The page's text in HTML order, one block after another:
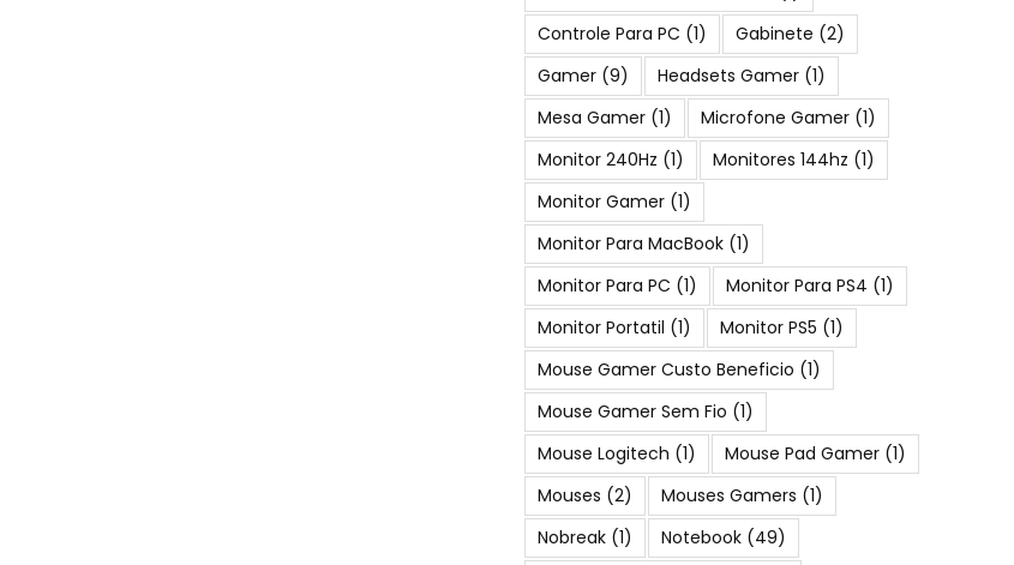
Controle Para PC (1) Gabinete (2)
Gamer (9) Headsets Gamer (1)
Mesa Gamer (1) Microfone Gamer (1)
Monitor 240Hz (1) Monitores 144hz (1)
Monitor Gamer (1)
Monitor Para MacBook (1)
Monitor Para PC (1) Monitor Para PS4 (1)
Monitor Portatil (1) Monitor PS5 (1)
Mouse Gamer Custo Beneficio (1)
Mouse Gamer Sem Fio (1)
Mouse Logitech (1) Mouse Pad Gamer (1)
Mouses (2) Mouses Gamers (1)
Nobreak (1) Notebook (49)